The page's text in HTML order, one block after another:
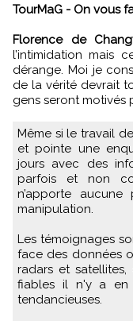
TourMaG - On vous
Florence de
l’intimidation mais
dérange. Moi je
de la vérité devrait
gens seront motivés
Même si le travail de Florence de Changy fait apparaitre
et pointe une
jours avec des
parfois et non
n’apporte aucune
manipulation.
Les témoignages
face des données
radars et satellites,
fiables il n'y a en
tendancieuses.